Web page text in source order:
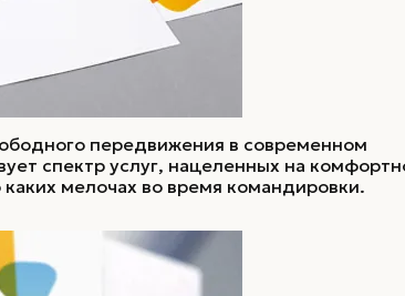
передвижения в современном
спектр услуг, нацеленных на
мелочах во время командировки.